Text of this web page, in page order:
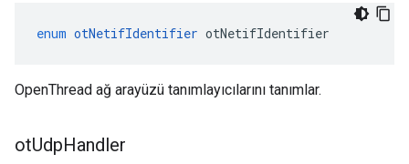
enum otNetifIdentifier otNetifIdentifier
OpenThread ağ arayüzü tanımlayıcılarını tanımlar.
otUdpHandler